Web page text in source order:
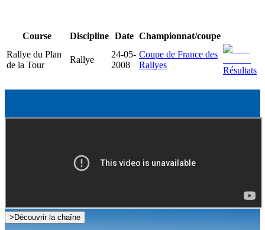
Course Discipline Date Championnat/coupe
Rallye du Plan
de la Tour
Rallye
24-05-
2008
Coupe de France des
Rallyes
Résultats
> Découvrir la chaîne